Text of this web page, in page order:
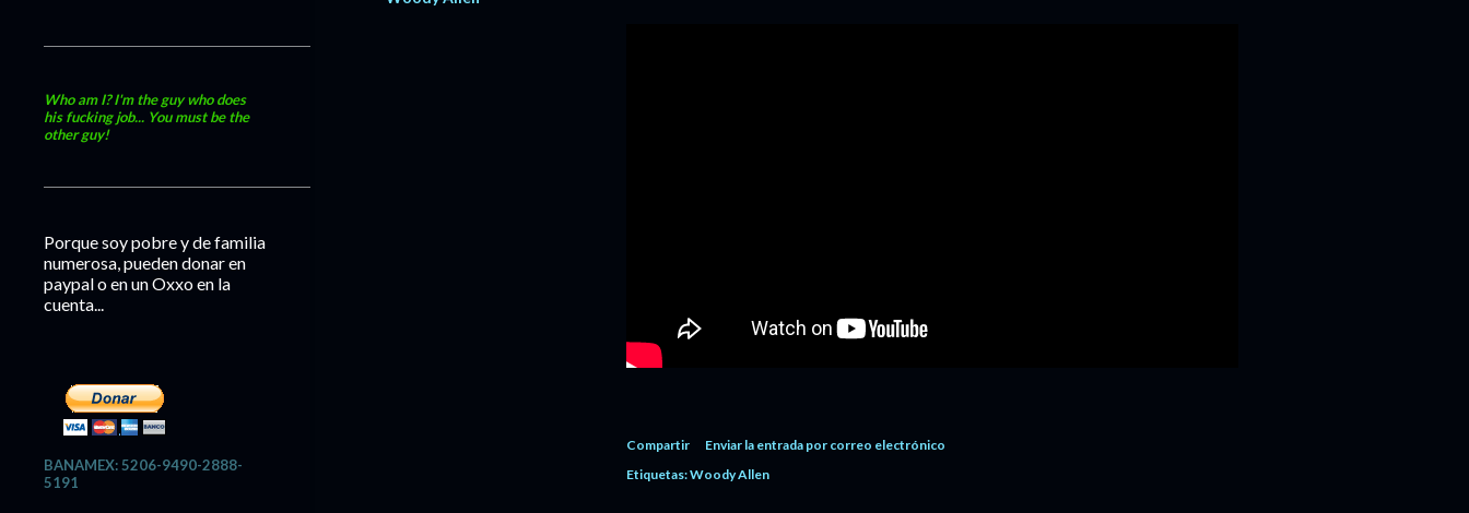
Compartir
Enviar la entrada por correo electrónico
Etiquetas:Woody Allen
Who am I? I'm the guy who does
his fucking job... You must be the
other guy!
Porque soy pobre y de familia
numerosa, pueden donar en
paypal o en un Oxxo en la
cuenta...
BANAMEX: 5206-9490-2888-
5191